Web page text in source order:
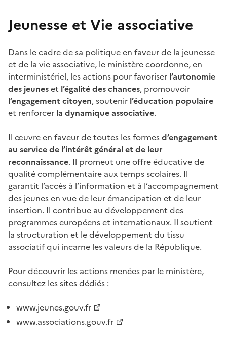
Jeunesse et Vie associative
Dans le cadre de sa politique en faveur de la jeunesse
et de la vie associative, le ministère coordonne, en
interministériel, les actions pour favoriser l’autonomie
des jeuneset l’égalité des chances, promouvoir
l’engagement citoyen, soutenir l’éducation populaire
et renforcer la dynamique associative.
Il œuvre en faveur de toutes les formesd’engagement
au service de l’intérêt général et de leur
reconnaissance. Il promeut une offre éducative de
qualité complémentaire aux temps scolaires. Il
garantit l’accès à l’information et à l’accompagnement
des jeunes en vue de leur émancipation et de leur
insertion. Il contribue au développement des
programmes européens et internationaux. Il soutient
la structuration et le développement du tissu
associatif qui incarne les valeurs de la République.
Pour découvrir les actions menées par le ministère,
consultez les sites dédiés :
www.jeunes.gouv.fr
www.associations.gouv.fr